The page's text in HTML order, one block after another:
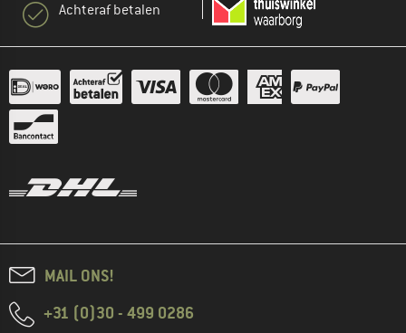
Achteraf betalen
MAIL ONS!
+31 (0)30 - 499 0286